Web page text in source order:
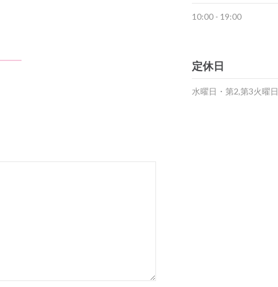
10:00 - 19:00
定休日
水曜日・第2,第3火曜日